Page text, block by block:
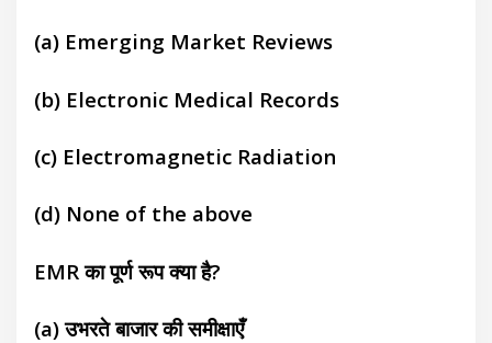
(a) Emerging Market Reviews
(b) Electronic Medical Records
(c) Electromagnetic Radiation
(d) None of the above
EMR का पूर्ण रूप क्या है?
(a)उभरते बाजार की समीक्षाएँ